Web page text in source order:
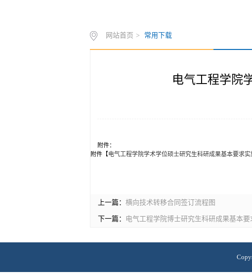
网站首页 > 常用下载
电气工程学院
附件：
附件【电气工程学院学术学位硕士研究生科研成果基本要求实
上一篇： 横向技术转移合同签订流程图
下一篇： 电气工程学院博士研究生科研成果基本要